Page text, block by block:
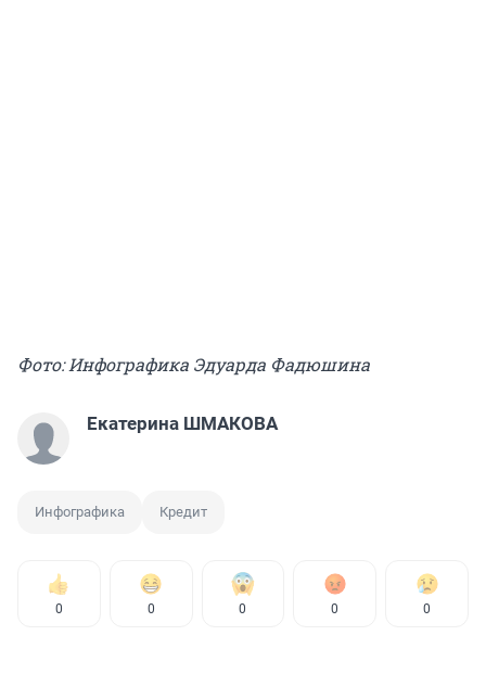
Фото: Инфографика Эдуарда Фадюшина
Екатерина ШМАКОВА
Инфографика Кредит
0 0 0 0 0